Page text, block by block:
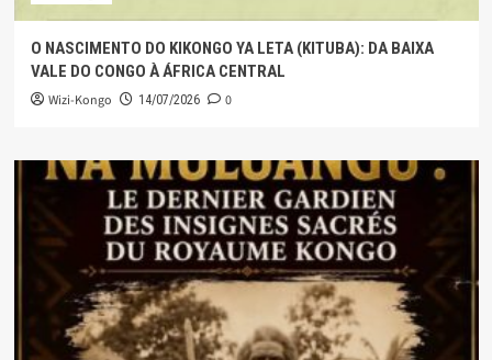
O NASCIMENTO DO KIKONGO YA LETA (KITUBA): DA BAIXA
VALE DO CONGO À ÁFRICA CENTRAL
Wizi-Kongo 14/07/2026 0